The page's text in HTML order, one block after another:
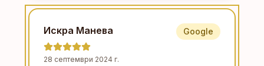
Искра Манева
28 септември 2024 г.
Google